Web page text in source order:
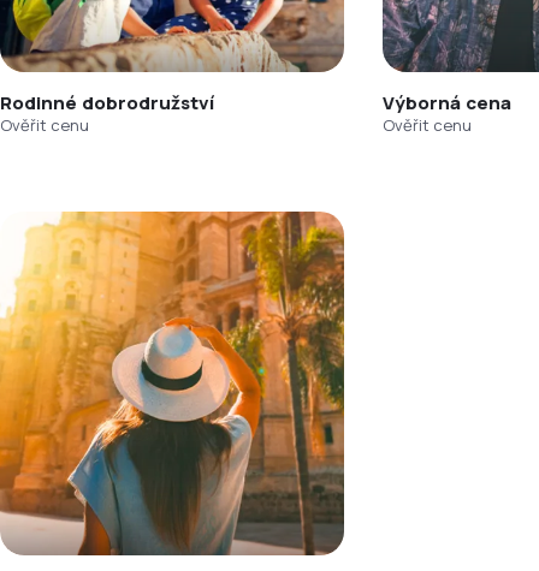
Rodinné dobrodružství
Ověřit cenu
Výborná cena
Ověřit cenu